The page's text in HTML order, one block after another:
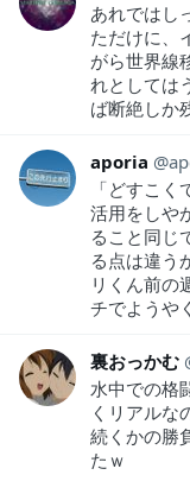
あれではし
ただけに、
がら世界線
れとしては
ば断絶しか
aporia
「どすこ
活用をしや
ること同じ
る点は違う
リくん前の
チでようや
裏おっかむ
水中での格
くリアルな
続くかの勝
たｗ